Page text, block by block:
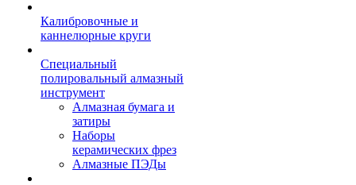
Калибровочные и
каннелюрные круги
Специальный
полировальный алмазный
инструмент
Алмазная бумага и
затиры
Наборы
керамических фрез
Алмазные ПЭДы